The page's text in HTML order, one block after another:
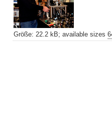
Größe:22.2 kB;available sizes